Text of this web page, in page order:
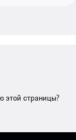
этой страницы?